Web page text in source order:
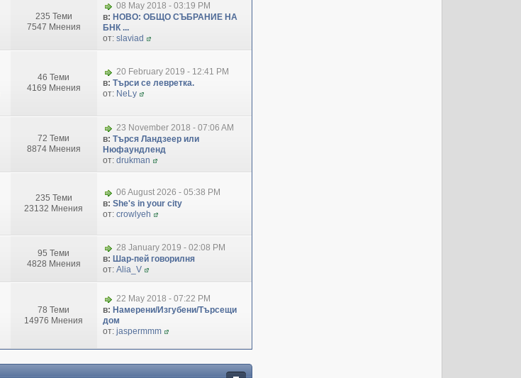
235 Теми
7547 Мнения
08 May 2018 - 03:19 PM
в: НОВО: ОБЩО СЪБРАНИЕ НА
БНК ...
от: slaviad
46 Теми
4169 Мнения
20 February 2019 - 12:41 PM
в: Търси се левретка.
от: NeLy
72 Теми
8874 Мнения
23 November 2018 - 07:06 AM
в: Търся Ландзеер или
Нюфаундленд
от: drukman
235 Теми
23132 Мнения
06 August 2026 - 05:38 PM
в: She's in your city
от: crowlyeh
95 Теми
4828 Мнения
28 January 2019 - 02:08 PM
в: Шар-пей говорилня
от: Alia_V
78 Теми
14976 Мнения
22 May 2018 - 07:22 PM
в: Намерени/Изгубени/Търсещи
дом
от: jaspermmm